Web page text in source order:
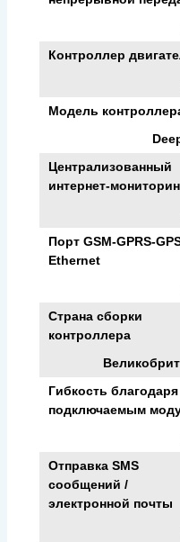
Контроллер
Модель
Централизованный
интернет-
Порт GSM-GPRS-
Ethernet
Страна сборки
контроллера
Гибкость благодаря
подключаемым
Отправка SMS
сообщений /
электронной почты